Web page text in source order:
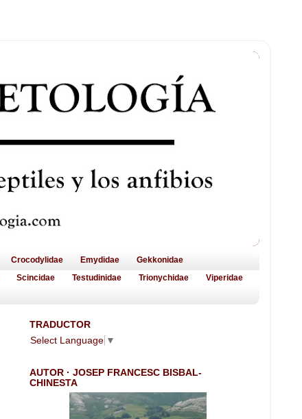
Crocodylidae Emydidae
Gekkonidae
Scincidae Testudinidae Trionychidae
Viperidae
TRADUCTOR
Select Language ▼
AUTOR · JOSEP FRANCESC BISBAL-
CHINESTA